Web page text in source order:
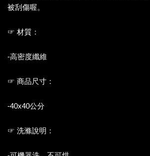
被刮傷喔。
☞ 材質：
-高密度纖維
☞ 商品尺寸：
-40x40公分
☞ 洗滌說明：